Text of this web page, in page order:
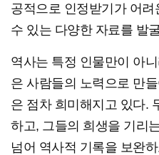
공적으로 인정받기가 어
수 있는 다양한 자료를 발
역사는 특정 인물만이 아
은 사람들의 노력으로 만
은 점차 희미해지고 있다.
하고, 그들의 희생을 기리
넘어 역사적 기록을 보완